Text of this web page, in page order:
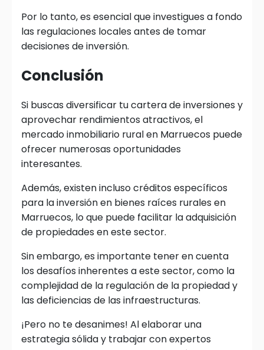
Por lo tanto, es esencial que investigues a fondo
las regulaciones locales antes de tomar
decisiones de inversión.
Conclusión
Si buscas diversificar tu cartera de inversiones y
aprovechar rendimientos atractivos, el
mercado inmobiliario rural en Marruecos puede
ofrecer numerosas oportunidades
interesantes.
Además, existen incluso créditos específicos
para la inversión en bienes raíces rurales en
Marruecos, lo que puede facilitar la adquisición
de propiedades en este sector.
Sin embargo, es importante tener en cuenta
los desafíos inherentes a este sector, como la
complejidad de la regulación de la propiedad y
las deficiencias de las infraestructuras.
¡Pero no te desanimes! Al elaborar una
estrategia sólida y trabajar con expertos